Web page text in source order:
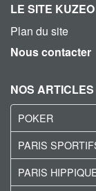
LE SITE KUZEO
Plan du site
Nous contacter
NOS
POKER
PARIS
PARIS